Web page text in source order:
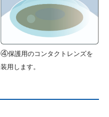
④保護用のコンタクトレンズを
装用します。